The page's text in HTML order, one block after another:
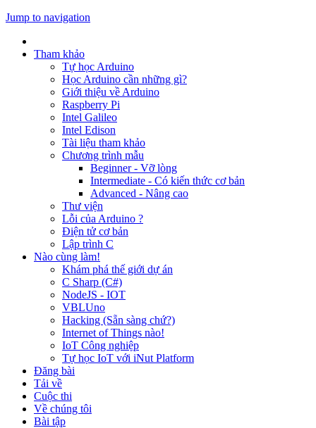
Jump to navigation
Tham khảo
Tự học Arduino
Học Arduino cần những gì?
Giới thiệu về Arduino
Raspberry Pi
Intel Galileo
Intel Edison
Tài liệu tham khảo
Chương trình mẫu
Beginner - Vỡ lòng
Intermediate - Có kiến thức cơ bản
Advanced - Nâng cao
Thư viện
Lỗi của Arduino ?
Điện tử cơ bản
Lập trình C
Nào cùng làm!
Khám phá thế giới dự án
C Sharp (C#)
NodeJS - IOT
VBLUno
Hacking (Sẵn sàng chứ?)
Internet of Things nào!
IoT Công nghiệp
Tự học IoT với iNut Platform
Đăng bài
Tải về
Cuộc thi
Về chúng tôi
Bài tập